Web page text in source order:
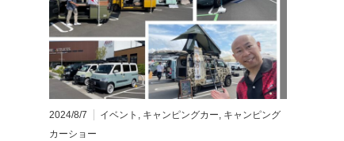
2024/8/7 イベント , キャンピングカー, キャンピング
カーショー